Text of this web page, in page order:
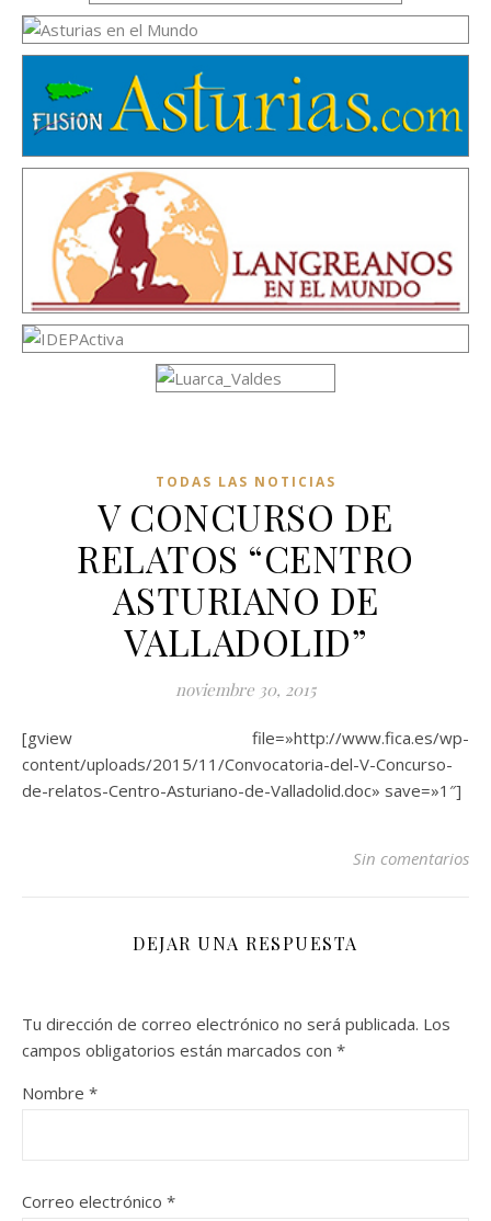
TODAS LAS NOTICIAS
V CONCURSO DE
RELATOS “CENTRO
ASTURIANO DE
VALLADOLID”
noviembre 30, 2015
[gview file=»http://www.fica.es/wp-
content/uploads/2015/11/Convocatoria-del-V-Concurso-
de-relatos-Centro-Asturiano-de-Valladolid.doc» save=»1″]
Sin comentarios
DEJAR UNA RESPUESTA
Tu dirección de correo electrónico no será publicada. Los
campos obligatorios están marcados con *
Nombre *
Correo electrónico *